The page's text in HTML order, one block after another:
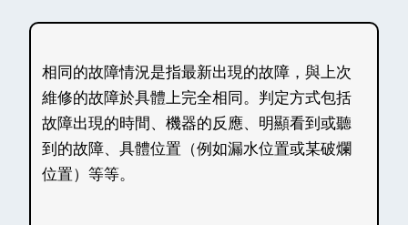
相同的故障情況是指最新出現的故障，與上次
維修的故障於具體上完全相同。判定方式包括
故障出現的時間、機器的反應、明顯看到或聽
到的故障、具體位置（例如漏水位置或某破爛
位置）等等。